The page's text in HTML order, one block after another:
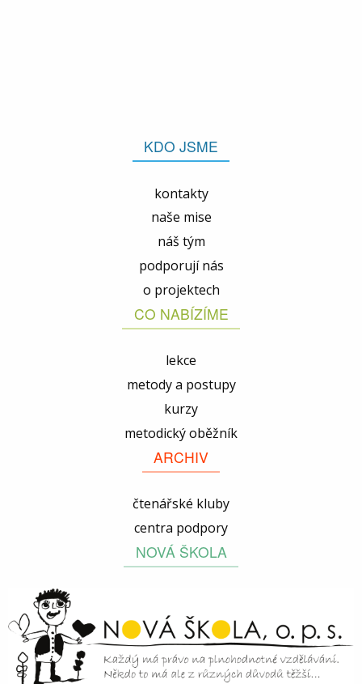
KDO JSME
kontakty
naše mise
náš tým
podporují nás
o projektech
CO NABÍZÍME
lekce
metody a postupy
kurzy
metodický oběžník
ARCHIV
čtenářské kluby
centra podpory
NOVÁ ŠKOLA